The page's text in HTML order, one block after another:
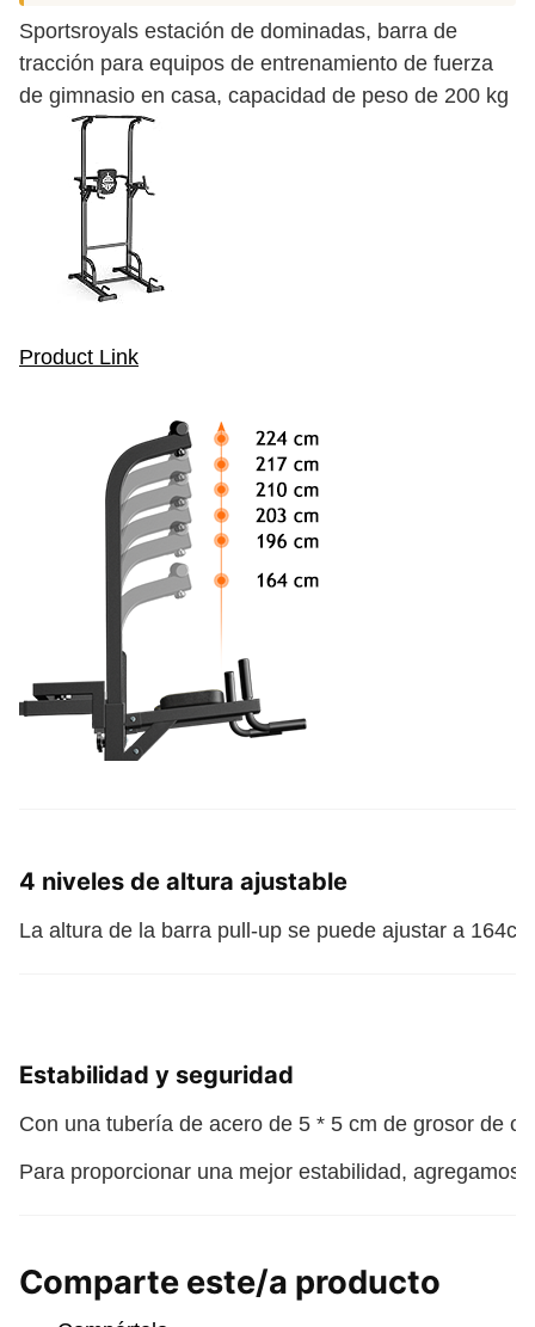
Sportsroyals estación de dominadas, barra de
tracción para equipos de entrenamiento de fuerza
de gimnasio en casa, capacidad de peso de 200 kg
Product Link
4 niveles de altura ajustable
La altura de la barra pull-up se puede ajustar a
Estabilidad y seguridad
Con una tubería de acero de 5 * 5 cm de grosor de
Para proporcionar una mejor estabilidad,
Comparte este/a producto